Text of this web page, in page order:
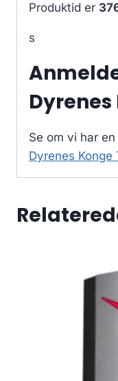
Produktid er
s
Dyrenes
Se om vi har en
Dyrenes Konge